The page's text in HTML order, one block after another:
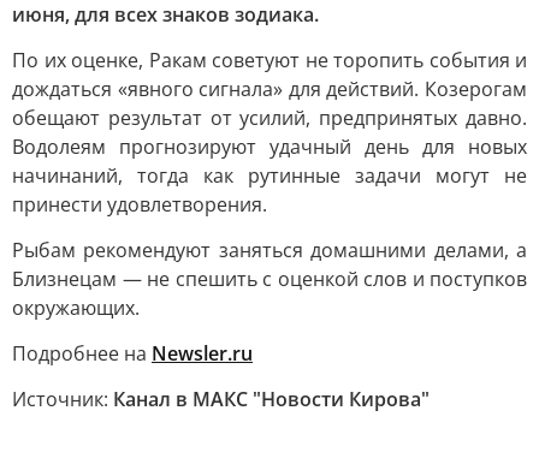
июня, для всех знаков зодиака.
По их оценке, Ракам советуют не торопить события и
дождаться «явного сигнала» для действий. Козерогам
обещают результат от усилий, предпринятых давно.
Водолеям прогнозируют удачный день для новых
начинаний, тогда как рутинные задачи могут не
принести удовлетворения.
Рыбам рекомендуют заняться домашними делами, а
Близнецам — не спешить с оценкой слов и поступков
окружающих.
Подробнее на Newsler.ru
Источник: Канал в МАКС "Новости Кирова"